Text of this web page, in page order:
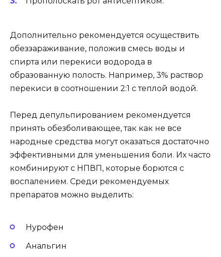
Дополнительно рекомендуется осуществить
обеззараживание, положив смесь воды и
спирта или перекиси водорода в
образованную полость. Например, 3% раствор
перекиси в соотношении 2:1 с теплой водой.
Перед депульпированием рекомендуется
принять обезболивающее, так как не все
народные средства могут оказаться достаточно
эффективными для уменьшения боли. Их часто
комбинируют с НПВП, которые борются с
воспалением. Среди рекомендуемых
препаратов можно выделить:
Нурофен
Анальгин